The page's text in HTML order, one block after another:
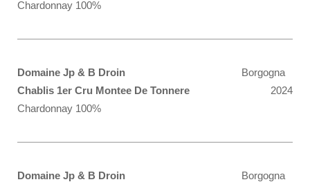
Chardonnay 100%
Domaine Jp & B Droin
Borgogna
2024
Chablis 1er Cru Montee De Tonnere
Chardonnay 100%
Domaine Jp & B Droin
Borgogna